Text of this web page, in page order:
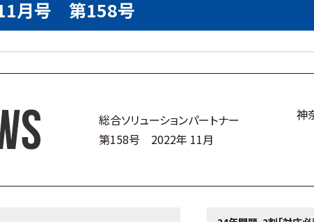
月号 第158号
総合ソリューションパートナー
第158号 2022年 11月
神